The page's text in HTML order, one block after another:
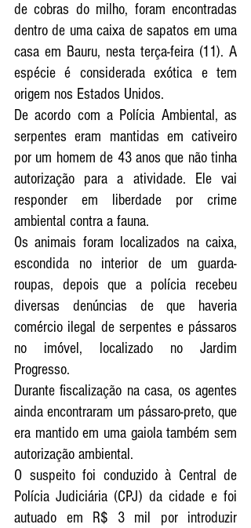
de cobras do milho, foram encontradas
dentro de uma caixa de sapatos em uma
casa em Bauru, nesta terça-feira (11). A
espécie é considerada exótica e tem
origem nos Estados Unidos.
De acordo com a Polícia Ambiental, as
serpentes eram mantidas em cativeiro
por um homem de 43 anos que não tinha
autorização para a atividade. Ele vai
responder em liberdade por crime
ambiental contra a fauna.
Os animais foram localizados na caixa,
escondida no interior de um guarda-
roupas, depois que a polícia recebeu
diversas denúncias de que haveria
comércio ilegal de serpentes e pássaros
no imóvel, localizado no Jardim
Progresso.
Durante fiscalização na casa, os agentes
ainda encontraram um pássaro-preto, que
era mantido em uma gaiola também sem
autorização ambiental.
O suspeito foi conduzido à Central de
Polícia Judiciária (CPJ) da cidade e foi
autuado em R$ 3 mil por introduzir